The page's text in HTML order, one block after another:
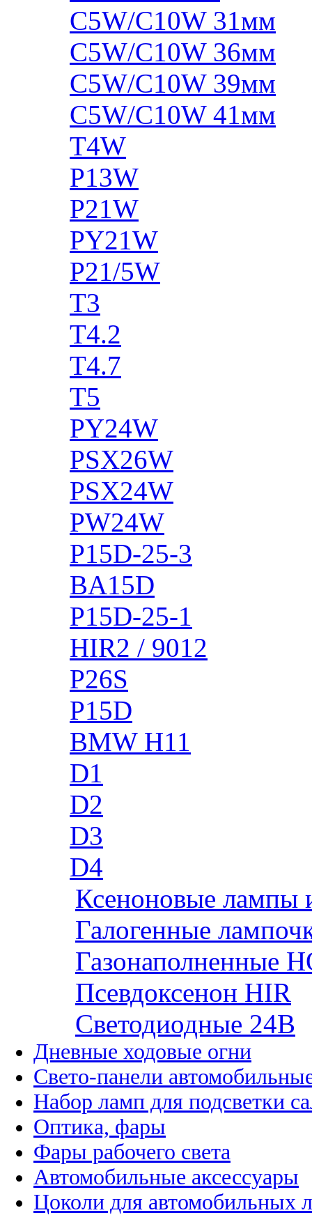
C5W/C10W 31мм
C5W/C10W 36мм
C5W/C10W 39мм
C5W/C10W 41мм
T4W
P13W
P21W
PY21W
P21/5W
T3
T4.2
T4.7
T5
PY24W
PSX26W
PSX24W
PW24W
P15D-25-3
BA15D
P15D-25-1
HIR2 / 9012
P26S
P15D
BMW H11
D1
D2
D3
D4
Ксеноновые лампы
Галогенные
Газонаполненные
Псевдоксенон HIR
Cветодиодные 24B
Дневные ходовые огни
Свето-панели
Набор ламп для подсветки
Оптика, фары
Фары рабочего света
Автомобильные аксессуары
Цоколи для автомобильных